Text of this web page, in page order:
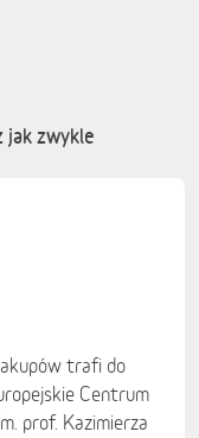
jak zwykle
trafi do
Centrum
prof. Kazimierza